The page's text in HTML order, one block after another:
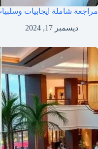
مراجعة شاملة ايجابيات
ديسمبر 17, 2024